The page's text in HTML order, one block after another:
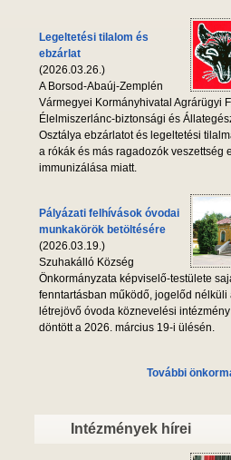
Legeltetési tilalom és
ebzárlat
(2026.03.26.)
A Borsod-Abaúj-Zemplén
Vármegyei Kormányhivatal Agrárügyi
Élelmiszerlánc-biztonsági és
Osztálya ebzárlatot és legeltetési
a rókák és más ragadozók veszettség
immunizálása miatt.
Pályázati felhívások óvodai
munkakörök betöltésére
(2026.03.19.)
Szuhakálló Község
Önkormányzata képviselő-testülete
fenntartásban működő, jogelőd nélküli
létrejövő óvoda köznevelési
döntött a 2026. március 19-i ülésén.
További
Intézmények hírei